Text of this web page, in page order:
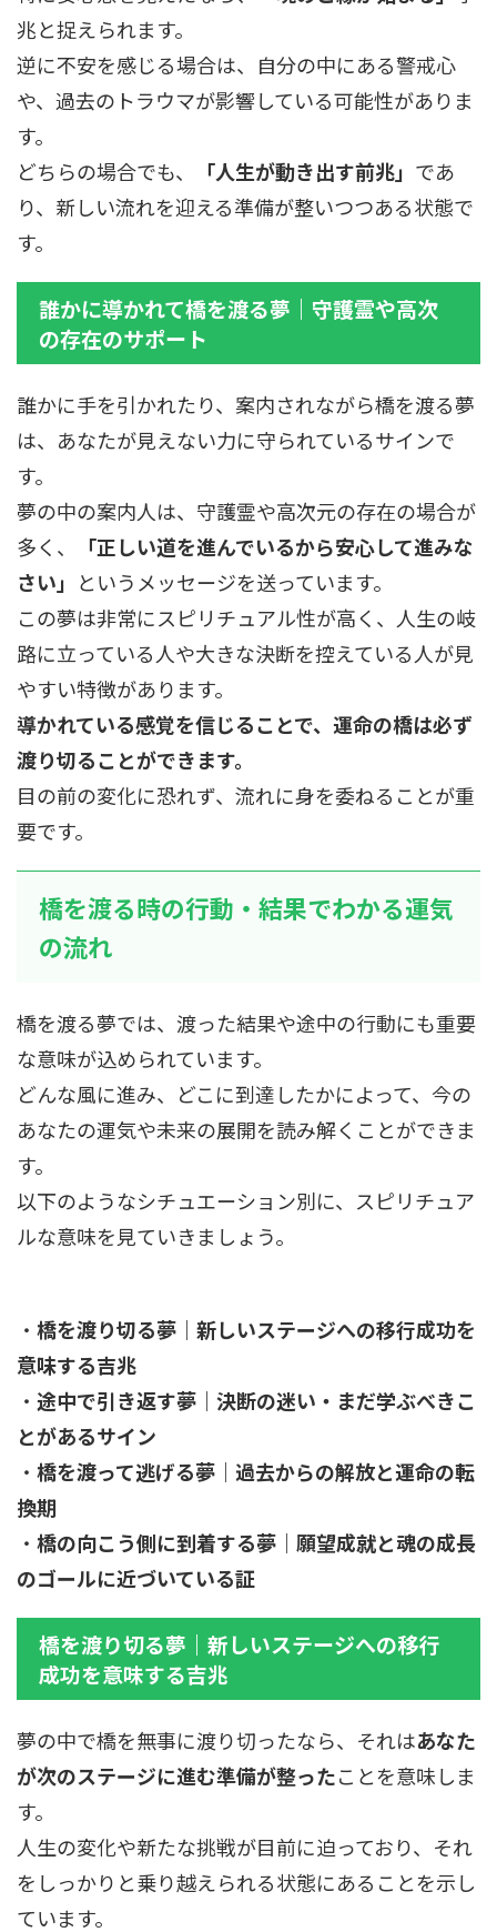
兆と捉えられます。
逆に不安を感じる場合は、自分の中にある警戒心
や、過去のトラウマが影響している可能性がありま
す。
どちらの場合でも、
「人生が動き出す前兆」 であ
り、新しい流れを迎える準備が整いつつある状態で
す。
誰かに導かれて橋を渡る夢｜守護霊や高次
の存在のサポート
誰かに手を引かれたり、案内されながら橋を渡る夢
は、あなたが見えない力に守られているサインで
す。
夢の中の案内人は、守護霊や高次元の存在の場合が
多く、
「正しい道を進んでいるから安心して進みな
さい」 というメッセージを送っています。
この夢は非常にスピリチュアル性が高く、人生の岐
路に立っている人や大きな決断を控えている人が見
やすい特徴があります。
導かれている感覚を信じることで、運命の橋は必ず
渡り切ることができます。
目の前の変化に恐れず、流れに身を委ねることが重
要です。
橋を渡る時の行動・結果でわかる運気
の流れ
橋を渡る夢では、渡った結果や途中の行動にも重要
な意味が込められています。
どんな風に進み、どこに到達したかによって、今の
あなたの運気や未来の展開を読み解くことができま
す。
以下のようなシチュエーション別に、スピリチュア
ルな意味を見ていきましょう。
・ 橋を渡り切る夢｜新しいステージへの移行成功を
意味する吉兆
・ 途中で引き返す夢｜決断の迷い・まだ学ぶべきこ
とがあるサイン
・ 橋を渡って逃げる夢｜過去からの解放と運命の転
換期
・ 橋の向こう側に到着する夢｜願望成就と魂の成長
のゴールに近づいている証
橋を渡り切る夢｜新しいステージへの移行
成功を意味する吉兆
夢の中で橋を無事に渡り切ったなら、それはあなた
が次のステージに進む準備が整ったことを意味しま
す。
人生の変化や新たな挑戦が目前に迫っており、それ
をしっかりと乗り越えられる状態にあることを示し
ています。